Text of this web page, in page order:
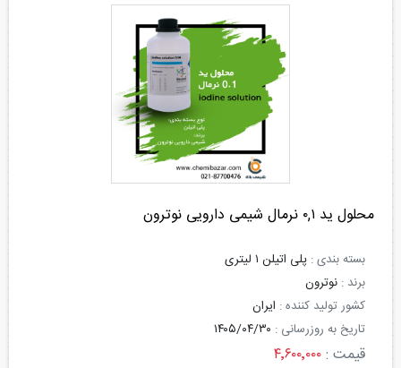
محلول ید ۰,۱ نرمال شیمی دارویی نوترون
بسته بندی : پلی اتیلن ۱ لیتری
برند : نوترون
کشور تولید کننده : ایران
تاریخ به روزرسانی : ۱۴۰۵/۰۴/۳۰
قیمت :۴٬۶۰۰٬۰۰۰